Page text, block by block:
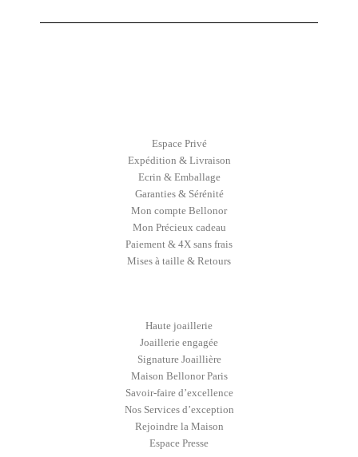
Espace Privé
Expédition & Livraison
Ecrin & Emballage
Garanties & Sérénité
Mon compte Bellonor
Mon Précieux cadeau
Paiement & 4X sans frais
Mises à taille & Retours
Haute joaillerie
Joaillerie engagée
Signature Joaillière
Maison Bellonor Paris
Savoir-faire d’excellence
Nos Services d’exception
Rejoindre la Maison
Espace Presse